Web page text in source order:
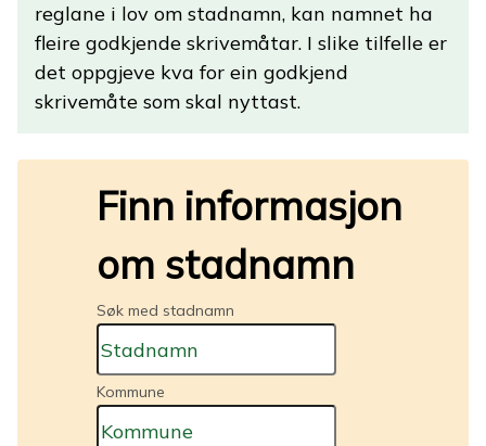
reglane i lov om stadnamn, kan namnet ha
fleire godkjende skrivemåtar. I slike tilfelle er
det oppgjeve kva for ein godkjend
skrivemåte som skal nyttast.
Finn informasjon
om stadnamn
Søk med stadnamn
Kommune